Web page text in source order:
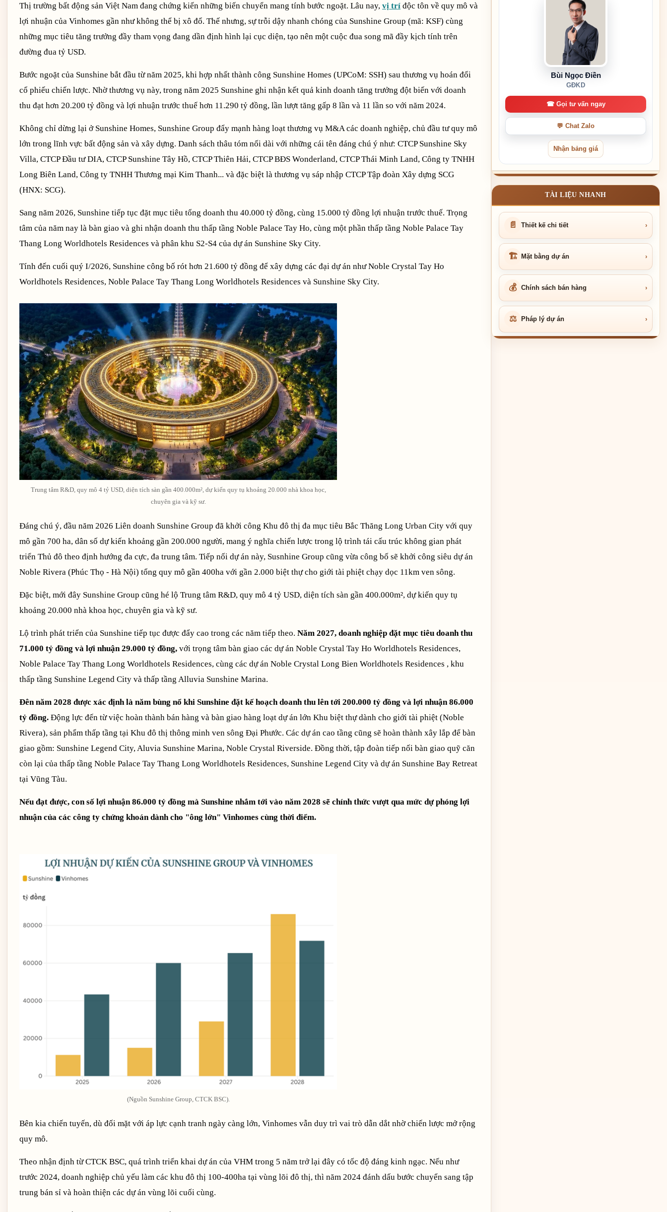
Thị trường bất động sản Việt Nam đang chứng kiến những biến chuyển mang tính bước ngoặt. Lâu nay, vị trí độc tôn về quy mô và
lợi nhuận của Vinhomes gần như không thể bị xô đổ. Thế nhưng, sự trỗi dậy nhanh chóng của Sunshine Group (mã: KSF) cùng
những mục tiêu tăng trưởng đầy tham vọng đang dần định hình lại cục diện, tạo nên một cuộc đua song mã đầy kịch tính trên
đường đua tỷ USD.
Bước ngoặt của Sunshine bắt đầu từ năm 2025, khi hợp nhất thành công Sunshine Homes (UPCoM: SSH) sau thương vụ hoán đổi
cổ phiếu chiến lược. Nhờ thương vụ này, trong năm 2025 Sunshine ghi nhận kết quả kinh doanh tăng trưởng đột biến với doanh
thu đạt hơn 20.200 tỷ đồng và lợi nhuận trước thuế hơn 11.290 tỷ đồng, lần lượt tăng gấp 8 lần và 11 lần so với năm 2024.
Không chỉ dừng lại ở Sunshine Homes, Sunshine Group đẩy mạnh hàng loạt thương vụ M&A các doanh nghiệp, chủ đầu tư quy mô
lớn trong lĩnh vực bất động sản và xây dựng. Danh sách thâu tóm nối dài với những cái tên đáng chú ý như: CTCP Sunshine Sky
Villa, CTCP Đầu tư DIA, CTCP Sunshine Tây Hồ, CTCP Thiên Hải, CTCP BĐS Wonderland, CTCP Thái Minh Land, Công ty TNHH
Long Biên Land, Công ty TNHH Thương mại Kim Thanh... và đặc biệt là thương vụ sáp nhập CTCP Tập đoàn Xây dựng SCG
(HNX: SCG).
Sang năm 2026, Sunshine tiếp tục đặt mục tiêu tổng doanh thu 40.000 tỷ đồng, cùng 15.000 tỷ đồng lợi nhuận trước thuế. Trọng
tâm của năm nay là bàn giao và ghi nhận doanh thu thấp tầng Noble Palace Tay Ho, cùng một phần thấp tầng Noble Palace Tay
Thang Long Worldhotels Residences và phân khu S2-S4 của dự án Sunshine Sky City.
Tính đến cuối quý I/2026, Sunshine công bố rót hơn 21.600 tỷ đồng để xây dựng các đại dự án như Noble Crystal Tay Ho
Worldhotels Residences, Noble Palace Tay Thang Long Worldhotels Residences và Sunshine Sky City.
Trung tâm R&D, quy mô 4 tỷ USD, diện tích sàn gần 400.000m², dự kiến quy tụ khoảng 20.000 nhà khoa học,
chuyên gia và kỹ sư.
Đáng chú ý, đầu năm 2026 Liên doanh Sunshine Group đã khởi công Khu đô thị đa mục tiêu Bắc Thăng Long Urban City với quy
mô gần 700 ha, dân số dự kiến khoảng gần 200.000 người, mang ý nghĩa chiến lược trong lộ trình tái cấu trúc không gian phát
triển Thủ đô theo định hướng đa cực, đa trung tâm. Tiếp nối dự án này, Susnhine Group cũng vừa công bố sẽ khởi công siêu dự án
Noble Rivera (Phúc Thọ - Hà Nội) tổng quy mô gần 400ha với gần 2.000 biệt thự cho giới tài phiệt chạy dọc 11km ven sông.
Đặc biệt, mới đây Sunshine Group cũng hé lộ Trung tâm R&D, quy mô 4 tỷ USD, diện tích sàn gần 400.000m², dự kiến quy tụ
khoảng 20.000 nhà khoa học, chuyên gia và kỹ sư.
Lộ trình phát triển của Sunshine tiếp tục được đẩy cao trong các năm tiếp theo. Năm 2027, doanh nghiệp đặt mục tiêu doanh thu
71.000 tỷ đồng và lợi nhuận 29.000 tỷ đồng, với trọng tâm bàn giao các dự án Noble Crystal Tay Ho Worldhotels Residences,
Noble Palace Tay Thang Long Worldhotels Residences, cùng các dự án Noble Crystal Long Bien Worldhotels Residences , khu
thấp tầng Sunshine Legend City và thấp tầng Alluvia Sunshine Marina.
Đên năm 2028 được xác định là năm bùng nổ khi Sunshine đặt kế hoạch doanh thu lên tới 200.000 tỷ đồng và lợi nhuận 86.000
tỷ đồng. Động lực đến từ việc hoàn thành bán hàng và bàn giao hàng loạt dự án lớn Khu biệt thự dành cho giới tài phiệt (Noble
Rivera), sản phẩm thấp tầng tại Khu đô thị thông minh ven sông Đại Phước. Các dự án cao tầng cũng sẽ hoàn thành xây lắp để bàn
giao gồm: Sunshine Legend City, Aluvia Sunshine Marina, Noble Crystal Riverside. Đồng thời, tập đoàn tiếp nối bàn giao quỹ căn
còn lại của thấp tầng Noble Palace Tay Thang Long Worldhotels Residences, Sunshine Legend City và dự án Sunshine Bay Retreat
tại Vũng Tàu.
Nếu đạt được, con số lợi nhuận 86.000 tỷ đồng mà Sunshine nhắm tới vào năm 2028 sẽ chính thức vượt qua mức dự phóng lợi
nhuận của các công ty chứng khoán dành cho "ông lớn" Vinhomes cùng thời điểm.
(Nguồn Sunshine Group, CTCK BSC).
Bên kia chiến tuyến, dù đối mặt với áp lực cạnh tranh ngày càng lớn, Vinhomes vẫn duy trì vai trò dẫn dắt nhờ chiến lược mở rộng
quy mô.
Theo nhận định từ CTCK BSC, quá trình triển khai dự án của VHM trong 5 năm trở lại đây có tốc độ đáng kinh ngạc. Nếu như
trước 2024, doanh nghiệp chủ yếu làm các khu đô thị 100-400ha tại vùng lõi đô thị, thì năm 2024 đánh dấu bước chuyển sang tập
trung bán sỉ và hoàn thiện các dự án vùng lõi cuối cùng.
Bùi Ngọc Điền
GĐKD
☎ Gọi tư vấn ngay
💬 Chat Zalo
Nhận bảng giá
TÀI LIỆU NHANH
📄 Thiết kế chi tiết ›
🏗 Mặt bằng dự án ›
💰 Chính sách bán hàng ›
⚖ Pháp lý dự án ›